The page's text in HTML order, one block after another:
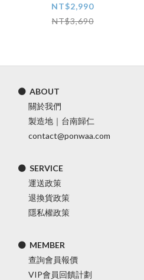
NT$2,990
NT$3,690
⚫ ABOUT
關於我們
製造地｜台南歸仁
contact@ponwaa.com
⚫ SERVICE
運送政策
退換貨政策
隱私權政策
⚫ MEMBER
查詢會員報價
VIP會員回饋計劃